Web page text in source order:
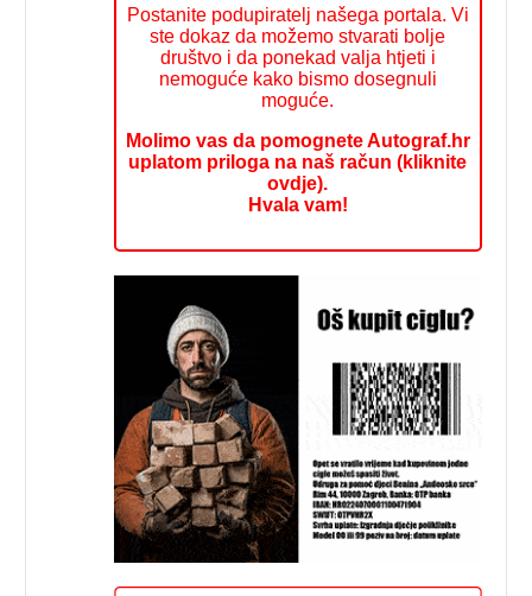
Postanite podupiratelj našega portala. Vi
ste dokaz da možemo stvarati bolje
društvo i da ponekad valja htjeti i
nemoguće kako bismo dosegnuli
moguće.
Molimo vas da pomognete Autograf.hr
uplatom priloga na naš račun (kliknite
ovdje).
Hvala vam!